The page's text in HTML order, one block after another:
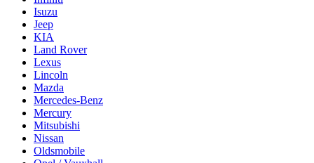
Isuzu
Jeep
KIA
Land Rover
Lexus
Lincoln
Mazda
Mercedes-Benz
Mercury
Mitsubishi
Nissan
Oldsmobile